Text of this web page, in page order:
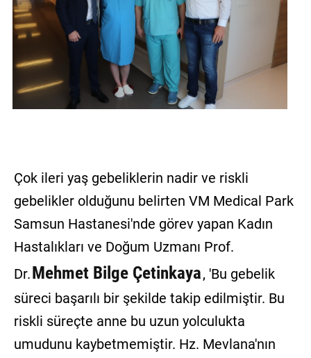
Çok ileri yaş gebeliklerin nadir ve riskli
gebelikler olduğunu belirten VM Medical Park
Samsun Hastanesi'nde görev yapan Kadın
Hastalıkları ve Doğum Uzmanı Prof.
Dr.Mehmet Bilge Çetinkaya, 'Bu gebelik
süreci başarılı bir şekilde takip edilmiştir. Bu
riskli süreçte anne bu uzun yolculukta
umudunu kaybetmemiştir. Hz. Mevlana'nın